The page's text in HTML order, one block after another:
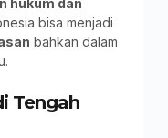
bisa menjadi
bahkan dalam
Tengah